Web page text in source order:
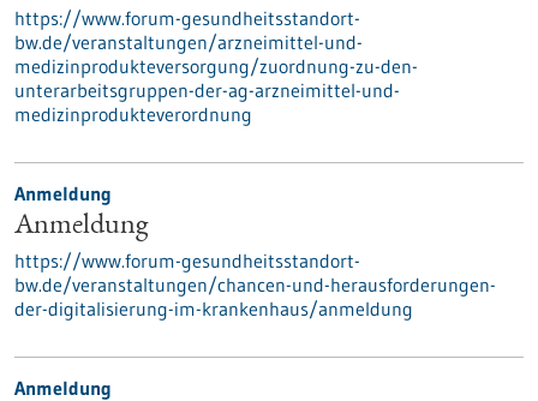
https://www.forum-gesundheitsstandort-
bw.de/veranstaltungen/arzneimittel-und-
medizinprodukteversorgung/zuordnung-zu-den-
unterarbeitsgruppen-der-ag-arzneimittel-und-
medizinprodukteverordnung
Anmeldung
Anmeldung
https://www.forum-gesundheitsstandort-
bw.de/veranstaltungen/chancen-und-herausforderungen-
der-digitalisierung-im-krankenhaus/anmeldung
Anmeldung